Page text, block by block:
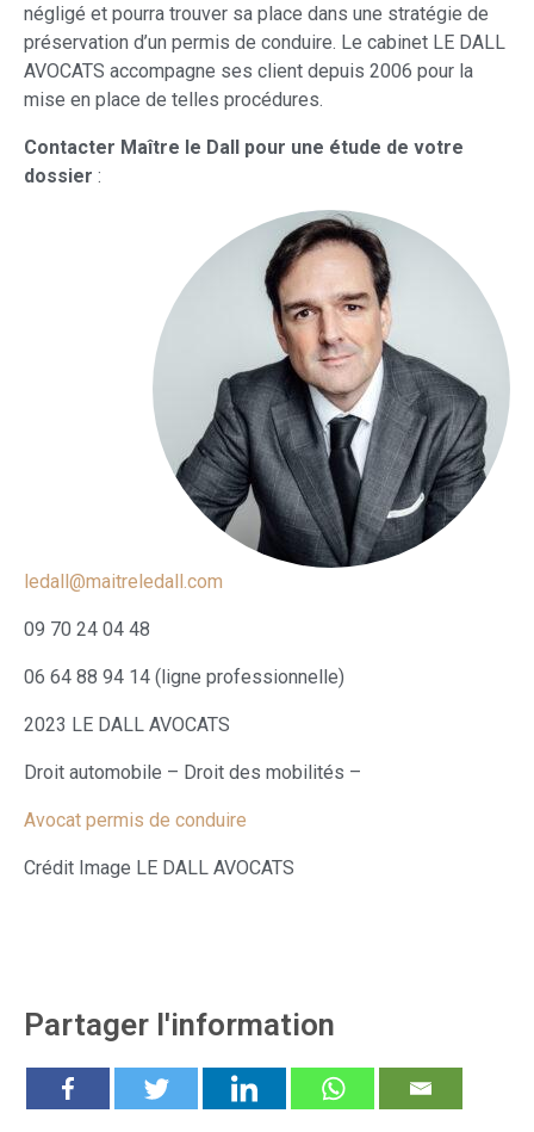
négligé et pourra trouver sa place dans une stratégie de
préservation d’un permis de conduire. Le cabinet LE DALL
AVOCATS accompagne ses client depuis 2006 pour la
mise en place de telles procédures.
Contacter Maître le Dall pour une étude de votre
dossier :
ledall@maitreledall.com
09 70 24 04 48
06 64 88 94 14 (ligne professionnelle)
2023 LE DALL AVOCATS
Droit automobile – Droit des mobilités –
Avocat permis de conduire
Crédit Image LE DALL AVOCATS
Partager l'information